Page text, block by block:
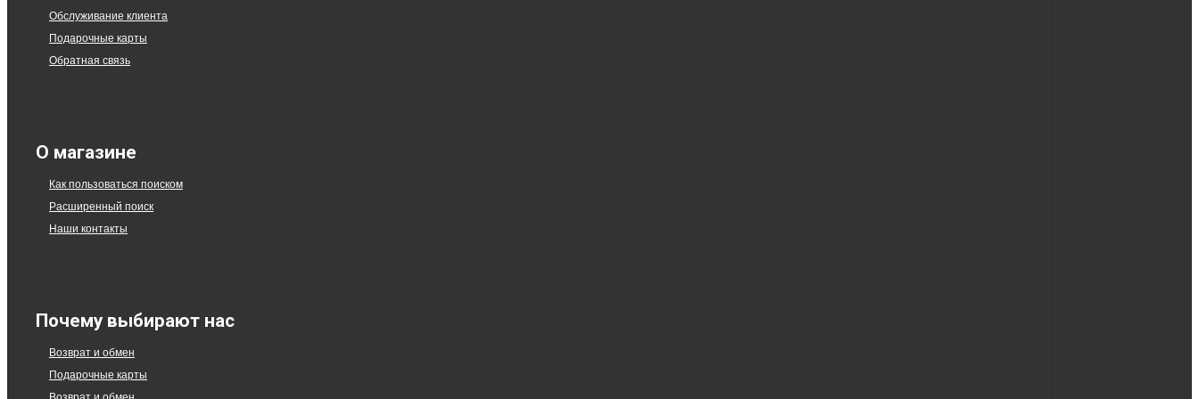
Обслуживание клиента
Подарочные карты
Обратная связь
О магазине
Как пользоваться поиском
Расширенный поиск
Наши контакты
Почему выбирают нас
Возврат и обмен
Подарочные карты